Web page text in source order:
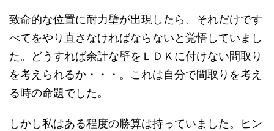
致命的な位置に耐力壁が出現したら、それだけです
べてをやり直さなければならないと覚悟していまし
た。どうすれば余計な壁をＬＤＫに付けない間取り
を考えられるか・・・。これは自分で間取りを考え
る時の命題でした。
しかし私はある程度の勝算は持っていました。ヒン